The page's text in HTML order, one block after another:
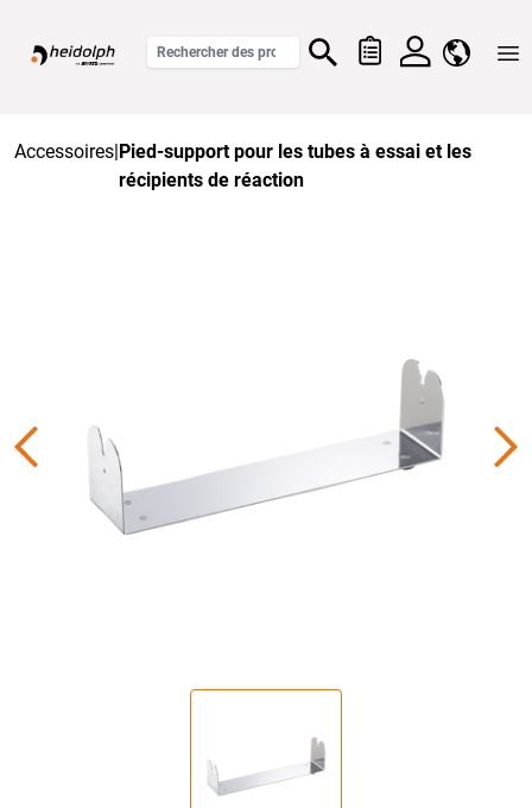
Accessoires|Pied-support pour les tubes à essai et les
récipients de réaction